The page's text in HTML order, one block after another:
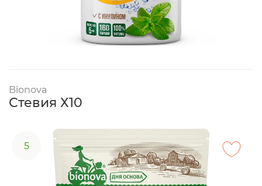
Bionova
Стевия Х10
5